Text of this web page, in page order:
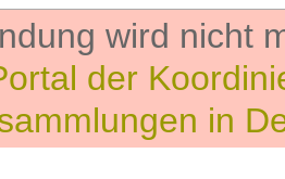
wird nicht
der
in